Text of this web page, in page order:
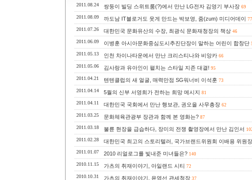
2011.08.24 쌍둥이 빌딩 스위트룸(?)에서 만난 LG전자 김영기 부사장 69
2011.08.09 까도남 IT블로거도 웃게 만드는 박보영, 줌(zum) 미디어데이 77
2011.07.26 대한민국 문화유산의 수장, 최광식 문화재청장의 책상 46
2011.06.09 이병훈 아시아문화중심도시추진단장이 말하는 어린이 합창단
2011.05.13 인천 차이나타운에서 만난 크리스티나와 비앙카 66
2011.05.06 김사랑과 유아인이 펼치는 스타일 지존 대결! 95
2011.04.21 텐텐클럽의 새 얼굴, 매력만점 SG워너비 이석훈 73
2011.04.14 5월의 신부 서영희가 전하는 희망 메시지 81
2011.04.11 대한민국 국회에서 만난 행보관, 권오을 사무총장 62
2011.03.25 문화체육관광부 장관과 함께 본 영화는? 87
2011.03.18 불륜 현장을 급습하다, 장미의 전쟁 촬영장에서 만난 김인서
2011.02.28 대한민국 최고의 스토리텔러, 국가브랜드위원회 이배용 위원
2011.01.07 2010 리얼로그를 빛내준 미녀들은? 140
2010.11.15 가츠의 취재이야기, 아일랜드 시티 72
2010.10.31 가츠의 취재이야기, 윤영선 관세청장 37